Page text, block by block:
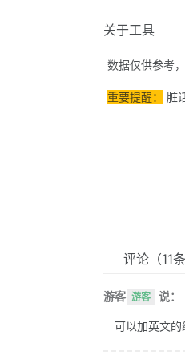
关于工具
数据仅供参考
重要提醒： 脏
评论 （11
游客 游客 说：
可以加英文